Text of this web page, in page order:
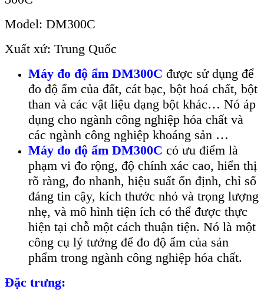
Model: DM300C
Xuất xứ: Trung Quốc
Máy đo độ ẩm DM300C được sử dụng để
đo độ ẩm của đất, cát bạc, bột hoá chất, bột
than và các vật liệu dạng bột khác… Nó áp
dụng cho ngành công nghiệp hóa chất và
các ngành công nghiệp khoáng sản …
Máy đo độ ẩm DM300C có ưu điểm là
phạm vi đo rộng, độ chính xác cao, hiển thị
rõ ràng, đo nhanh, hiệu suất ổn định, chỉ số
đáng tin cậy, kích thước nhỏ và trọng lượng
nhẹ, và mô hình tiện ích có thể được thực
hiện tại chỗ một cách thuận tiện. Nó là một
công cụ lý tưởng để đo độ ẩm của sản
phẩm trong ngành công nghiệp hóa chất.
Đặc trưng: